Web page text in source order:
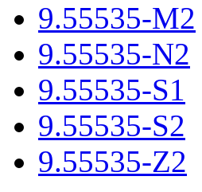
9.55535-M2
9.55535-N2
9.55535-S1
9.55535-S2
9.55535-Z2